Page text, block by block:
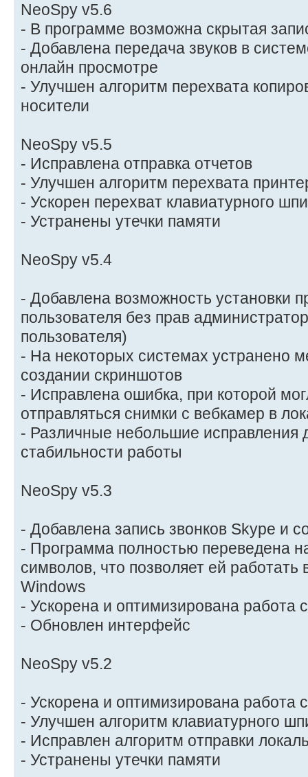
NeoSpy v5.6
- В программе возможна скрытая
- Добавлена передача звуков в
онлайн просмотре
- Улучшен алгоритм перехвата
носители
NeoSpy v5.5
- Исправлена отправка отчетов
- Улучшен алгоритм перехвата
- Ускорен перехват клавиатурного
- Устранены утечки памяти
NeoSpy v5.4
- Добавлена возможность установки
пользователя без прав
пользователя)
- На некоторых системах устранено
создании скриншотов
- Исправлена ошибка, при которой
отправляться снимки с вебкамер в
- Различные небольшие исправления
стабильности работы
NeoSpy v5.3
- Добавлена запись звонков Skype и
- Программа полностью переведена
символов, что позволяет ей
Windows
- Ускорена и оптимизирована работа
- Обновлен интерфейс
NeoSpy v5.2
- Ускорена и оптимизирована работа
- Улучшен алгоритм клавиатурного
- Исправлен алгоритм отправки
- Устранены утечки памяти